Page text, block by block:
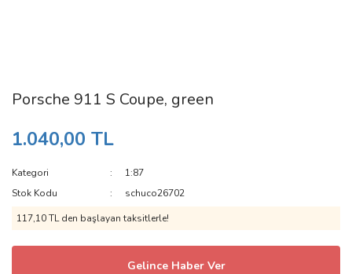
Porsche 911 S Coupe, green
1.040,00 TL
Kategori
1:87
Stok Kodu
schuco26702
117,10 TL den başlayan taksitlerle!
Gelince Haber Ver